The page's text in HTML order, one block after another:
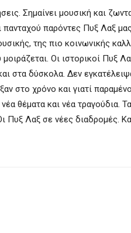
Σημαίνει μουσική και
παρόντες Πυξ Λαξ
της πιο κοινωνικής
Οι ιστορικοί Πυξ
στα δύσκολα. Δεν
στο χρόνο και γιατί
θέματα και νέα τραγούδια.
Πυξ Λαξ σε νέες διαδρομές.